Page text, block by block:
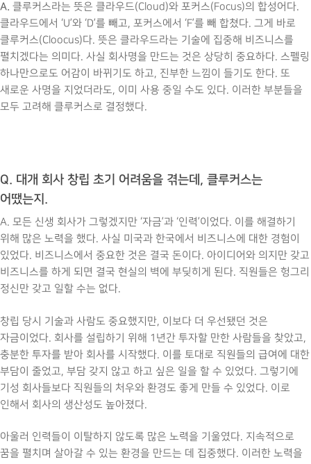
A. 클루커스라는 뜻은 클라우드(Cloud)와 포커스(Focus)의 합성어다.
클라우드에서 ‘U’와 ‘D’를 빼고, 포커스에서 ‘F’를 빼 합쳤다. 그게 바로
클루커스(Cloocus)다. 뜻은 클라우드라는 기술에 집중해 비즈니스를
펼치겠다는 의미다. 사실 회사명을 만드는 것은 상당히 중요하다. 스펠링
하나만으로도 어감이 바뀌기도 하고, 진부한 느낌이 들기도 한다. 또
새로운 사명을 지었더라도, 이미 사용 중일 수도 있다. 이러한 부분들을
모두 고려해 클루커스로 결정했다.
Q. 대개 회사 창립 초기 어려움을 겪는데, 클루커스는
어땠는지.
A. 모든 신생 회사가 그렇겠지만 ‘자금’과 ‘인력’이었다. 이를 해결하기
위해 많은 노력을 했다. 사실 미국과 한국에서 비즈니스에 대한 경험이
있었다. 비즈니스에서 중요한 것은 결국 돈이다. 아이디어와 의지만 갖고
비즈니스를 하게 되면 결국 현실의 벽에 부딪히게 된다. 직원들은 헝그리
정신만 갖고 일할 수는 없다.
창립 당시 기술과 사람도 중요했지만, 이보다 더 우선됐던 것은
자금이었다. 회사를 설립하기 위해 1년간 투자할 만한 사람들을 찾았고,
충분한 투자를 받아 회사를 시작했다. 이를 토대로 직원들의 급여에 대한
부담이 줄었고, 부담 갖지 않고 하고 싶은 일을 할 수 있었다. 그렇기에
기성 회사들보다 직원들의 처우와 환경도 좋게 만들 수 있었다. 이로
인해서 회사의 생산성도 높아졌다.
아울러 인력들이 이탈하지 않도록 많은 노력을 기울였다. 지속적으로
꿈을 펼치며 살아갈 수 있는 환경을 만드는 데 집중했다. 이러한 노력을